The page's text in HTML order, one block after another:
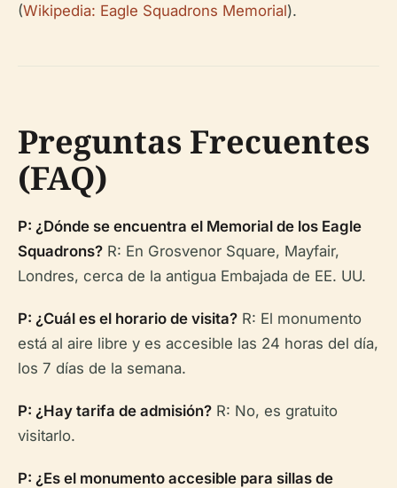
(Wikipedia: Eagle Squadrons Memorial).
Preguntas Frecuentes
(FAQ)
P: ¿Dónde se encuentra el Memorial de los Eagle
Squadrons? R: En Grosvenor Square, Mayfair,
Londres, cerca de la antigua Embajada de EE. UU.
P: ¿Cuál es el horario de visita? R: El monumento
está al aire libre y es accesible las 24 horas del día,
los 7 días de la semana.
P: ¿Hay tarifa de admisión? R: No, es gratuito
visitarlo.
P: ¿Es el monumento accesible para sillas de